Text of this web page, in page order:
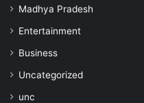
Madhya Pradesh
Entertainment
Business
Uncategorized
unc